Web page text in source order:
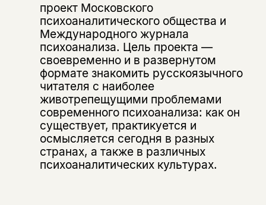
проект Московского
психоаналитического общества и
Международного журнала
психоанализа. Цель проекта —
своевременно и в развернутом
формате знакомить русскоязычного
читателя с наиболее
животрепещущими проблемами
современного психоанализа: как он
существует, практикуется и
осмысляется сегодня в разных
странах, а также в различных
психоаналитических культурах.
Подписка на рассылку
Раз в неделю мы отправляем рассылку
о книгах и событиях «НЛО».
За подписку дарим промокод на
скидку 15%
Этой книги временно
нет в продаже.
Вы можете подписаться на
уведомления, и при поступлении книги
на склад получить письмо на указанный
электронный адрес.
Я соглашаюсь с Политикой конфиденциальности
Эта книга
не предназначена для
несовершеннолетних
Скажите, пожалуйста,